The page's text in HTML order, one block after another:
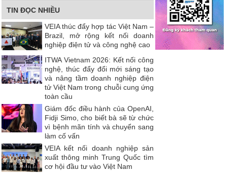
TIN ĐỌC NHIỀU
VEIA thúc đẩy hợp tác Việt Nam –
Brazil, mở rộng kết nối doanh
nghiệp điện tử và công nghệ cao
ITWA Vietnam 2026: Kết nối công
nghệ, thúc đẩy đổi mới sáng tạo
và nâng tầm doanh nghiệp điện
tử Việt Nam trong chuỗi cung ứng
toàn cầu
Giám đốc điều hành của OpenAI,
Fidji Simo, cho biết bà sẽ từ chức
vì bệnh mãn tính và chuyển sang
làm cố vấn
VEIA kết nối doanh nghiệp sản
xuất thông minh Trung Quốc tìm
cơ hội đầu tư vào Việt Nam